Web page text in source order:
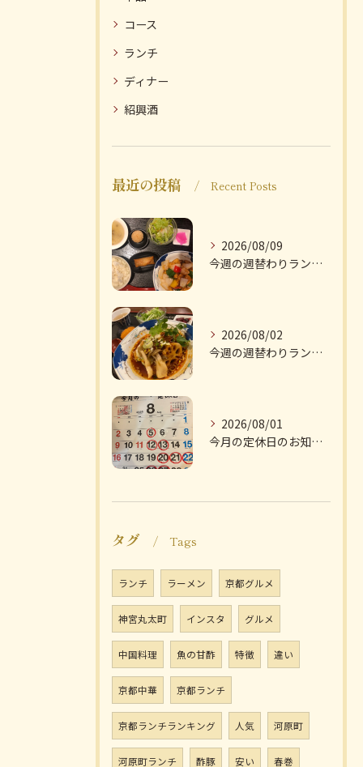
コース
ランチ
ディナー
紹興酒
最近の投稿 Recent Posts
2026/08/09
今週の週替わりランチのご紹介です
2026/08/02
今週の週替わりランチのご紹介です
2026/08/01
今月の定休日のお知らせです
タグ Tags
ランチ ラーメン 京都グルメ
神宮丸太町 インスタ グルメ
中国料理 魚の甘酢 特徴 違い
京都中華 京都ランチ
京都ランチランキング 人気 河原町
河原町ランチ 酢豚 安い 春巻